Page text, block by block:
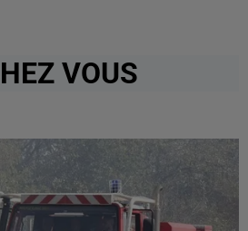
VOUS